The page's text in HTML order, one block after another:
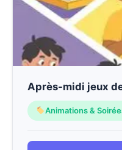
Après-midi jeux
Animations &